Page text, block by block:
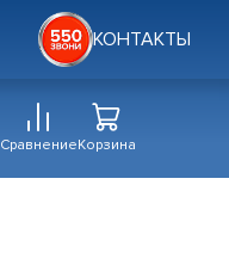
КОНТАКТЫ
СравнениеКорзина